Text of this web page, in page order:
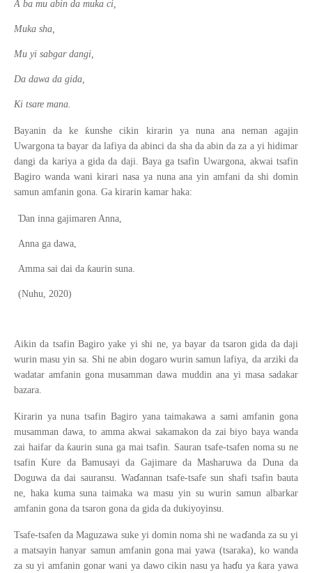
A ba mu abin da muka ci,
Muka sha,
Mu yi sabgar dangi,
Da dawa da gida,
Ki tsare mana.
Bayanin da keƙunshe cikin kirarin ya nuna ana neman agajin
Uwargona ta bayar da lafiya da abinci da sha da abin da za a yi hidimar
dangi da kariya a gida da daji. Baya ga tsafin Uwargona, akwai tsafin
Bagiro wanda wani kirari nasa ya nuna ana yin amfani da shi domin
samun amfanin gona. Ga kirarin kamar haka:
Ɗan inna gajimaren Anna,
Anna ga dawa,
Amma sai dai da ƙaurin suna.
(Nuhu, 2020)
Aikin da tsafin Bagiro yake yi shi ne, ya bayar da tsaron gida da daji
wurin masu yin sa. Shi ne abin dogaro wurin samun lafiya, da arziki da
wadatar amfanin gona musamman dawa muddin ana yi masa sadakar
bazara.
Kirarin ya nuna tsafin Bagiro yana taimakawa a sami amfanin gona
musamman dawa, to amma akwai sakamakon da zai biyo baya wanda
zai haifar daƙaurin suna ga mai tsafin. Sauran tsafe-tsafen noma su ne
tsafin Kure da Bamusayi da Gajimare da Masharuwa da Duna da
Doguwa da dai sauransu. Waɗannan tsafe-tsafe sun shafi tsafin bauta
ne, haka kuma suna taimaka wa masu yin su wurin samun albarkar
amfanin gona da tsaron gona da gida da dukiyoyinsu.
Tsafe-tsafen da Maguzawa suke yi domin noma shi ne waɗanda za su yi
a matsayin hanyar samun amfanin gona mai yawa (tsaraka), ko wanda
za su yi amfanin gonar wani ya dawo cikin nasu ya haɗu yaƙara yawa